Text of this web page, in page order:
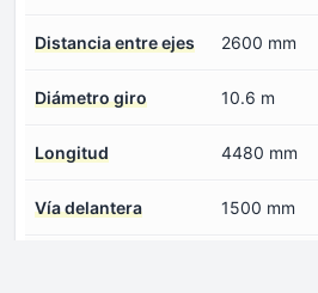
Distancia entre ejes 2600 mm
Diámetro giro 10.6 m
Longitud 4480 mm
Vía delantera 1500 mm